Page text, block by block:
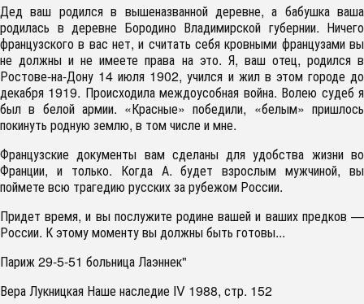
Дед ваш родился в вышеназванной деревне, а бабушка ваша
родилась в деревне Бородино Владимирской губернии. Ничего
французского в вас нет, и считать себя кровными французами вы
не должны и не имеете права на это. Я, ваш отец, родился в
Ростове-на-Дону 14 июля 1902, учился и жил в этом городе до
декабря 1919. Происходила междоусобная война. Волею судеб я
был в белой армии. «Красные» победили, «белым» пришлось
покинуть родную землю, в том числе и мне.
Французские документы вам сделаны для удобства жизни во
Франции, и только. Когда А. будет взрослым мужчиной, вы
поймете всю трагедию русских за рубежом России.
Придет время, и вы послужите родине вашей и ваших предков —
России. К этому моменту вы должны быть готовы...
Париж 29-5-51 больница Лаэннек"
Вера Лукницкая Наше наследие IV 1988, стр. 152